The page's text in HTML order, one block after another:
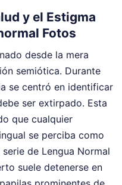
y el Estigma
Fotos
desde la mera
semiótica. Durante
se centró en identificar
ser extirpado. Esta
que cualquier
se perciba como
de Lengua Normal
suele detenerse en